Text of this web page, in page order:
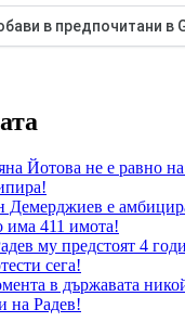
в предпочитани в
Йотова не е равно
Демерджиев е
има 411 имота!
му предстоят 4
сега!
в държавата
на Радев!